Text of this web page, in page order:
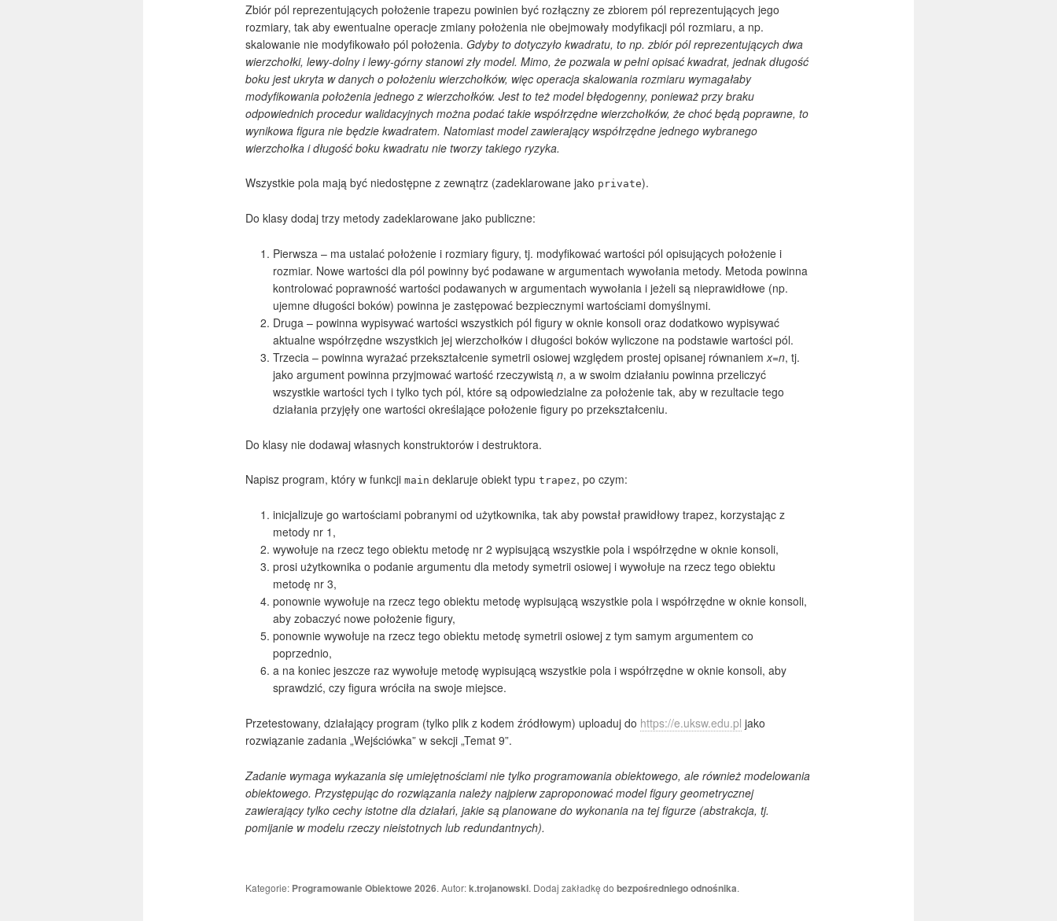
Zbiór pól reprezentujących położenie trapezu powinien być rozłączny ze zbiorem pól reprezentujących jego
rozmiary, tak aby ewentualne operacje zmiany położenia nie obejmowały modyfikacji pól rozmiaru, a np.
skalowanie nie modyfikowało pól położenia.Gdyby to dotyczyło kwadratu, to np. zbiór pól reprezentujących dwa
wierzchołki, lewy-dolny i lewy-górny stanowi zły model. Mimo, że pozwala w pełni opisać kwadrat, jednak długość
boku jest ukryta w danych o położeniu wierzchołków, więc operacja skalowania rozmiaru wymagałaby
modyfikowania położenia jednego z wierzchołków. Jest to też model błędogenny, ponieważ przy braku
odpowiednich procedur walidacyjnych można podać takie współrzędne wierzchołków, że choć będą poprawne, to
wynikowa figura nie będzie kwadratem. Natomiast model zawierający współrzędne jednego wybranego
wierzchołka i długość boku kwadratu nie tworzy takiego ryzyka.
Wszystkie pola mają być niedostępne z zewnątrz (zadeklarowane jako private).
Do klasy dodaj trzy metody zadeklarowane jako publiczne:
Pierwsza – ma ustalać położenie i rozmiary figury, tj. modyfikować wartości pól opisujących położenie i
rozmiar. Nowe wartości dla pól powinny być podawane w argumentach wywołania metody. Metoda powinna
kontrolować poprawność wartości podawanych w argumentach wywołania i jeżeli są nieprawidłowe (np.
ujemne długości boków) powinna je zastępować bezpiecznymi wartościami domyślnymi.
Druga – powinna wypisywać wartości wszystkich pól figury w oknie konsoli oraz dodatkowo wypisywać
aktualne współrzędne wszystkich jej wierzchołków i długości boków wyliczone na podstawie wartości pól.
Trzecia – powinna wyrażać przekształcenie symetrii osiowej względem prostej opisanej równaniemx=n, tj.
jako argument powinna przyjmować wartość rzeczywistąn, a w swoim działaniu powinna przeliczyć
wszystkie wartości tych i tylko tych pól, które są odpowiedzialne za położenie tak, aby w rezultacie tego
działania przyjęły one wartości określające położenie figury po przekształceniu.
Do klasy nie dodawaj własnych konstruktorów i destruktora.
Napisz program, który w funkcjimain deklaruje obiekt typutrapez, po czym:
inicjalizuje go wartościami pobranymi od użytkownika, tak aby powstał prawidłowy trapez, korzystając z
metody nr 1,
wywołuje na rzecz tego obiektu metodę nr 2 wypisującą wszystkie pola i współrzędne w oknie konsoli,
prosi użytkownika o podanie argumentu dla metody symetrii osiowej i wywołuje na rzecz tego obiektu
metodę nr 3,
ponownie wywołuje na rzecz tego obiektu metodę wypisującą wszystkie pola i współrzędne w oknie konsoli,
aby zobaczyć nowe położenie figury,
ponownie wywołuje na rzecz tego obiektu metodę symetrii osiowej z tym samym argumentem co
poprzednio,
a na koniec jeszcze raz wywołuje metodę wypisującą wszystkie pola i współrzędne w oknie konsoli, aby
sprawdzić, czy figura wróciła na swoje miejsce.
Przetestowany, działający program (tylko plik z kodem źródłowym) uploaduj do https://e.uksw.edu.pl jako
rozwiązanie zadania „Wejściówka” w sekcji „Temat 9”.
Zadanie wymaga wykazania się umiejętnościami nie tylko programowania obiektowego, ale również modelowania
obiektowego. Przystępując do rozwiązania należy najpierw zaproponować model figury geometrycznej
zawierający tylko cechy istotne dla działań, jakie są planowane do wykonania na tej figurze (abstrakcja, tj.
pomijanie w modelu rzeczy nieistotnych lub redundantnych).
Kategorie: Programowanie Obiektowe 2026. Autor:k.trojanowski. Dodaj zakładkę dobezpośredniego odnośnika.